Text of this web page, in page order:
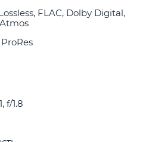
FLAC, Dolby Digital,
f/1.8